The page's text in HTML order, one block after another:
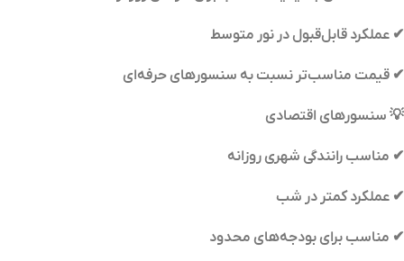
✔ عملکرد قابل‌قبول در نور متوسط
✔ قیمت مناسب‌تر نسبت به سنسورهای حرفه‌ای
💡 سنسورهای اقتصادی
✔ مناسب رانندگی شهری روزانه
✔ عملکرد کمتر در شب
✔ مناسب برای بودجه‌های محدود